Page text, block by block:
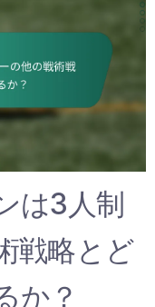
は3人制
戦略とど
か？